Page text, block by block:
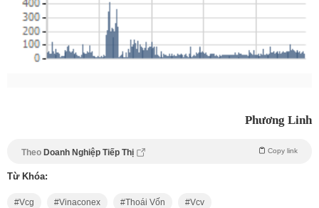
Phương Linh
Theo Doanh Nghiệp Tiếp Thị Copy link
Từ Khóa:
Vcg Vinaconex Thoái Vốn Vcv